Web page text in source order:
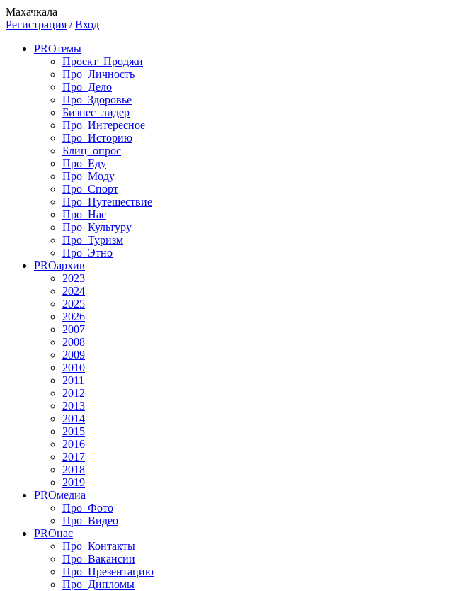
Махачкала
Регистрация /Вход
PROтемы
Проект_Проджи
Про_Личность
Про_Дело
Про_Здоровье
Бизнес_лидер
Про_Интересное
Про_Историю
Блиц_опрос
Про_Еду
Про_Моду
Про_Спорт
Про_Путешествие
Про_Нас
Про_Культуру
Про_Туризм
Про_Этно
PROархив
2023
2024
2025
2026
2007
2008
2009
2010
2011
2012
2013
2014
2015
2016
2017
2018
2019
PROмедиа
Про_Фото
Про_Видео
PROнас
Про_Контакты
Про_Вакансии
Про_Презентацию
Про_Дипломы